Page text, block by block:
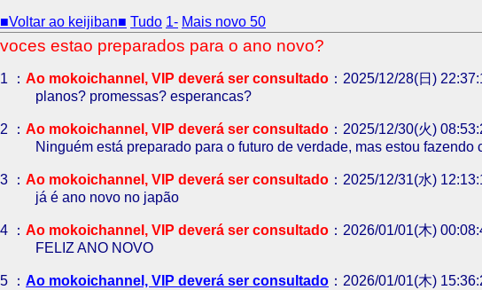
■Voltar ao keijiban■ Tudo 1- Mais novo 50
voces estao preparados para o ano novo?
1 ： Ao mokoichannel, VIP deverá ser consultado ：2025/12/28(日)
planos? promessas? esperancas?
2 ： Ao mokoichannel, VIP deverá ser consultado ：2025/12/30(火)
Ninguém está preparado para o futuro de verdade, mas estou fazendo
3 ： Ao mokoichannel, VIP deverá ser consultado ：2025/12/31(水)
já é ano novo no japão
4 ： Ao mokoichannel, VIP deverá ser consultado ：2026/01/01(木)
FELIZ ANO NOVO
5 ： Ao mokoichannel, VIP deverá ser consultado ：2026/01/01(木)